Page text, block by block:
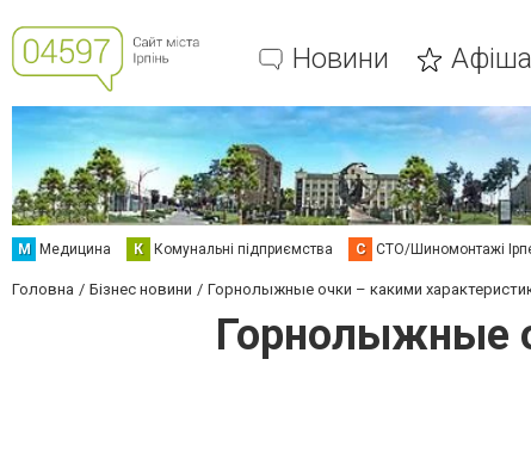
Новини Афіша
М Медицина К Комунальні підприємства С СТО/Шиномонтажі
Головна Бізнес новини Горнолыжные очки – какими
Горнолыжные